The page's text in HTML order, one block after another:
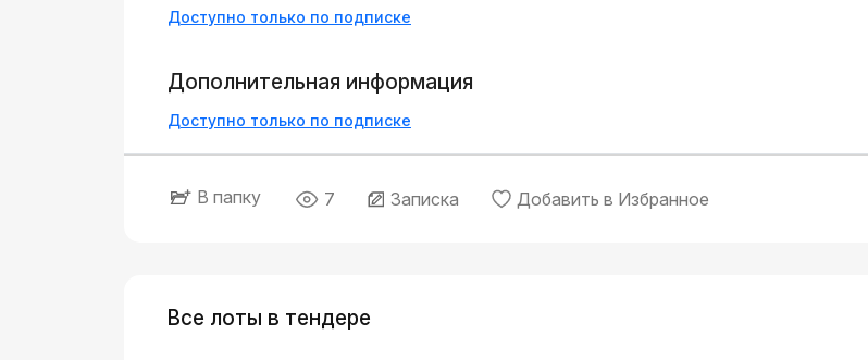
Доступно только по подписке
Дополнительная информация
Доступно только по подписке
В папку 7 Записка Добавить в Избранное
Все лоты в тендере